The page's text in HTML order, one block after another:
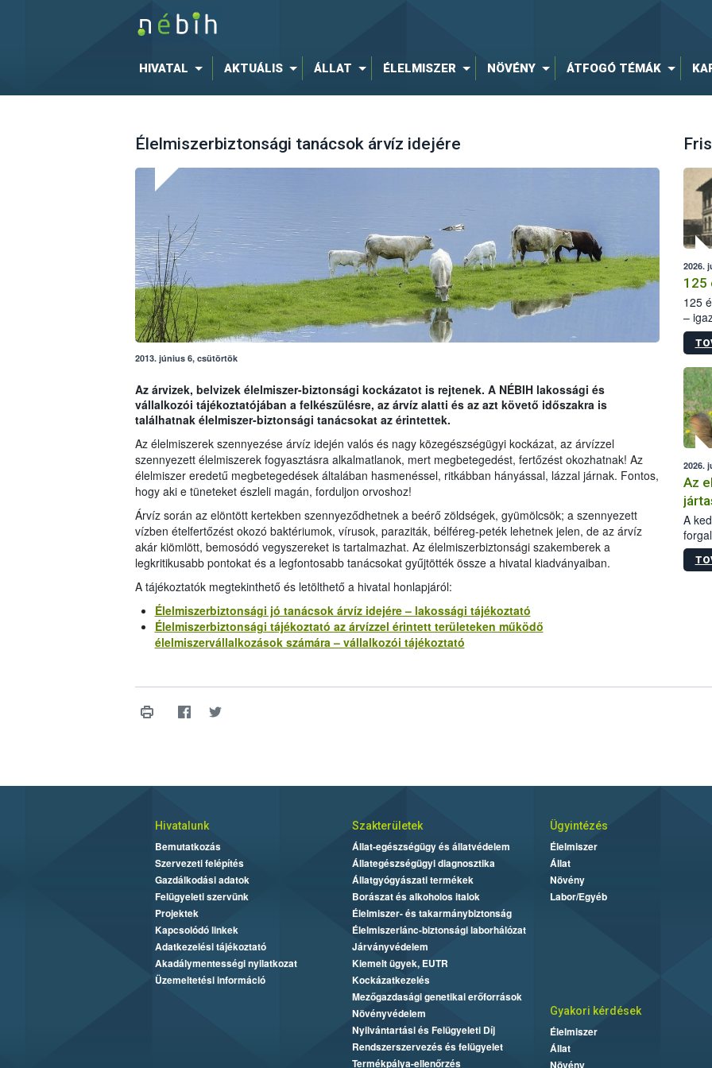
HIVATAL AKTUÁLIS ÁLLAT ÉLELMISZER NÖVÉNY ÁTFOGÓ TÉMÁK
Élelmiszerbiztonsági tanácsok árvíz idejére
2013. június 6, csütörtök
Az árvizek, belvizek élelmiszer-biztonsági kockázatot is rejtenek. A NÉBIH lakossági és
vállalkozói tájékoztatójában a felkészülésre, az árvíz alatti és az azt követő időszakra is
találhatnak élelmiszer-biztonsági tanácsokat az érintettek.
Az élelmiszerek szennyezése árvíz idején valós és nagy közegészségügyi kockázat, az árvízzel
szennyezett élelmiszerek fogyasztásra alkalmatlanok, mert megbetegedést, fertőzést okozhatnak! Az
élelmiszer eredetű megbetegedések általában hasmenéssel, ritkábban hányással, lázzal járnak. Fontos,
hogy aki e tüneteket észleli magán, forduljon orvoshoz!
Árvíz során az elöntött kertekben szennyeződhetnek a beérő zöldségek, gyümölcsök; a szennyezett
vízben ételfertőzést okozó baktériumok, vírusok, paraziták, bélféreg-peték lehetnek jelen, de az árvíz
akár kiömlött, bemosódó vegyszereket is tartalmazhat. Az élelmiszerbiztonsági szakemberek a
legkritikusabb pontokat és a legfontosabb tanácsokat gyűjtötték össze a hivatal kiadványaiban.
A tájékoztatók megtekinthető és letölthető a hivatal honlapjáról:
Élelmiszerbiztonsági jó tanácsok árvíz idejére – lakossági tájékoztató
Élelmiszerbiztonsági tájékoztató az árvízzel érintett területeken működő
élelmiszervállalkozások számára – vállalkozói tájékoztató
2026.
125
125
–
15.
2026.
Az
A
Hivatalunk
Bemutatkozás
Szervezeti felépítés
Gazdálkodási adatok
Felügyeleti szervünk
Projektek
Kapcsolódó linkek
Adatkezelési tájékoztató
Akadálymentességi nyilatkozat
Üzemeltetési információ
Szakterületek
Állat-egészségügy és állatvédelem
Állategészségügyi diagnosztika
Állatgyógyászati termékek
Borászat és alkoholos italok
Élelmiszer- és takarmánybiztonság
Élelmiszerlánc-biztonsági laborhálózat
Járványvédelem
Kiemelt ügyek, EUTR
Kockázatkezelés
Mezőgazdasági genetikai erőforrások
Növényvédelem
Nyilvántartási és Felügyeleti Díj
Rendszerszervezés és felügyelet
Termékpálya-ellenőrzés
Ügyintézés
Élelmiszer
Állat
Növény
Labor/Egyéb
Gyakori kérdések
Élelmiszer
Állat
Növény